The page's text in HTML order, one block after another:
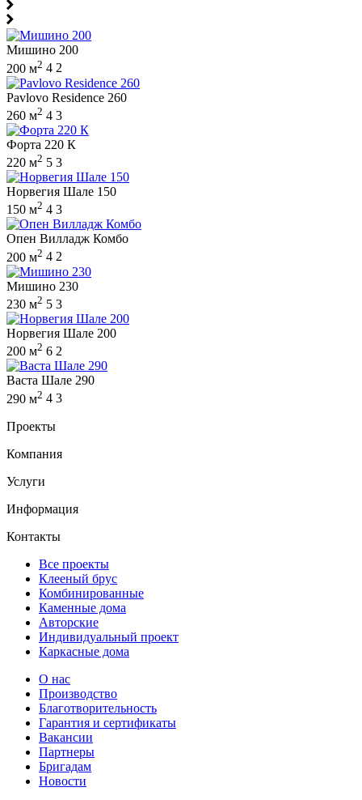
Мишино 200
200 м2 4 2
Pavlovo Residence 260
260 м2 4 3
Форта 220 К
220 м2 5 3
Норвегия Шале 150
150 м2 4 3
Опен Вилладж Комбо
200 м2 4 2
Мишино 230
230 м2 5 3
Норвегия Шале 200
200 м2 6 2
Васта Шале 290
290 м2 4 3
Проекты
Компания
Услуги
Информация
Контакты
Все проекты
Клееный брус
Комбинированные
Каменные дома
Авторские
Индивидуальный проект
Каркасные дома
О нас
Производство
Благотворительность
Гарантия и сертификаты
Вакансии
Партнеры
Бригадам
Новости